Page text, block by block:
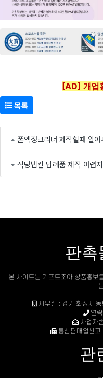
[AD] 개업
목록
폰액정크리너 제작할때 알
식당냅킨 답례품 제작 어렵
판촉
본 사이트는 기프트조아 상품홍보
사무실 : 경기 화성시
연
사업자
통신판매업신
관